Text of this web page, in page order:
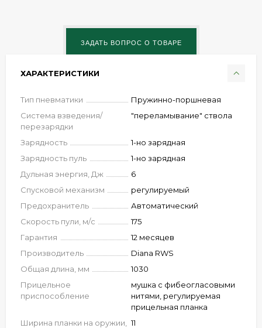
ХАРАКТЕРИСТИКИ
Тип пневматики
Пружинно-поршневая
Система взведения/
перезарядки
"переламывание" ствола
Зарядность
1-но зарядная
Зарядность пуль
1-но зарядная
Дульная энергия, Дж
6
Спусковой механизм
регулируемый
Предохранитель
Автоматический
Скорость пули, м/с
175
Гарантия
12 месяцев
Производитель
Diana RWS
Общая длина, мм
1030
Прицельное
приспособление
мушка с фибеогласовыми
нитями, регулируемая
прицельная планка
Ширина планки на оружии,
11